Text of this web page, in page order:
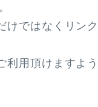
けではなくリンク
利用頂けますよう